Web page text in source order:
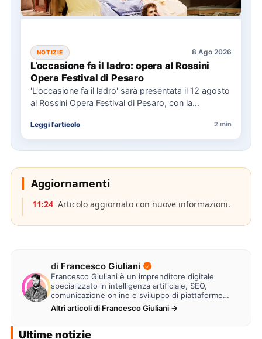
NOTIZIE 8 Ago 2026
L’occasione fa il ladro: opera al Rossini
Opera Festival di Pesaro
'L'occasione fa il ladro' sarà presentata il 12 agosto
al Rossini Opera Festival di Pesaro, con la
Leggi l'articolo 2 min
Aggiornamenti
11:24 Articolo aggiornato con nuove informazioni.
di Francesco Giuliani
Francesco Giuliani è un imprenditore digitale
specializzato in intelligenza artificiale, SEO,
comunicazione online e sviluppo di piattaforme
web. Lavora alla creazione di…
Altri articoli di Francesco Giuliani →
Ultime notizie